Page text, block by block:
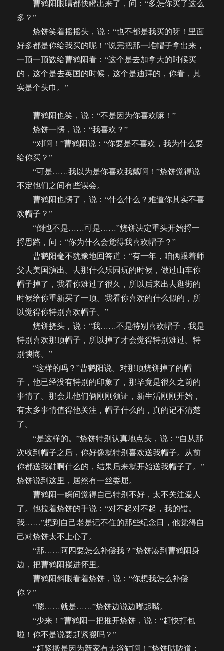
曹鹤阳眼睛都快瞪出来了，问：“多怎你买了这么
多？”
烧饼笑着摇摇头，说：“也不都是我买的呀！里面
好多都是你给我买的呢！”说完把那一堆帽子拿出来，
一顶一顶数给曹鹤阳看：“这个是去加拿大的时候买
的，这个是去英国的时候，这个是迪拜的，你看，其
实是个头巾。”
曹鹤阳也笑，说：“不是因为你喜欢嘛！”
烧饼一愣，说：“我喜欢？”
“对啊！”曹鹤阳说：“你要是不喜欢，我为什么要
给你买？”
“可是……我以为是你喜欢我戴啊！”烧饼觉得说
不定他们之间有些误会。
曹鹤阳也愣了，说：“什么什么？难道你其实不喜
欢帽子？”
“倒也不是……可是……”烧饼决定重头开始捋一
捋思路，问：“你为什么会觉得我喜欢帽子？”
曹鹤阳毫不犹豫地回答道：“有一年，咱俩跟着师
父去美国演出。去那什么乐园玩的时候，做过山车你
帽子掉了，我看你难过了很久，所以后来出去逛街的
时候给你重新买了一顶。我看你喜欢的什么似的，所
以觉得你特别喜欢帽子。”
烧饼挠头，说：“我……不是特别喜欢帽子，我是
特别喜欢那顶帽子，所以掉了才会觉得特别难过。特
别懊悔。”
“这样的吗？”曹鹤阳说。对那顶烧饼掉了的帽
子，他已经没有特别的印象了，那毕竟是很久之前的
事情了。那会儿他们俩刚刚领证，新生活刚刚开始，
有太多事情值得他关注，帽子什么的，真的记不清楚
了。
“是这样的。”烧饼特别认真地点头，说：“自从那
次收到帽子之后，你好像就特别喜欢送我帽子。从前
你都送我鞋啊什么的，结果后来就开始送我帽子了。”
烧饼说到这里，居然有一丝委屈。
曹鹤阳一瞬间觉得自己特别不好，太不关注爱人
了。他拉着烧饼的手说：“对不起对不起，我的错。
我……”想到自己老是记不住的那些纪念日，他觉得自
己对烧饼太不上心了。
“那……阿四要怎么补偿我？”烧饼凑到曹鹤阳身
边，把曹鹤阳搂进怀里。
曹鹤阳斜眼看着烧饼，说：“你想我怎么补偿
你？”
“嗯……就是……”烧饼边说边嘟起嘴。
“少来！”曹鹤阳一把推开烧饼，说：“赶快打包
啦！你不是说要赶紧搬吗？”
“赶紧搬是因为新家有大浴缸啊！”烧饼咕哝道：